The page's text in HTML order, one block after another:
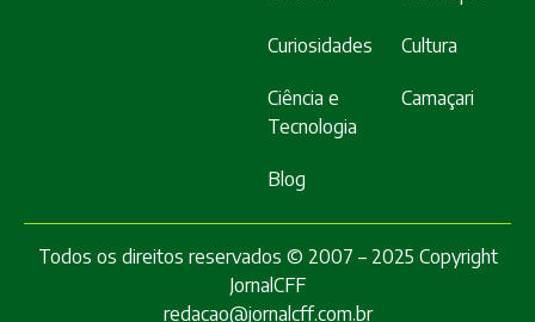
Curiosidades Cultura
Ciência e
Tecnologia
Camaçari
Blog
Todos os direitos reservados © 2007 – 2025 Copyright
JornalCFF
redacao@jornalcff.com.br